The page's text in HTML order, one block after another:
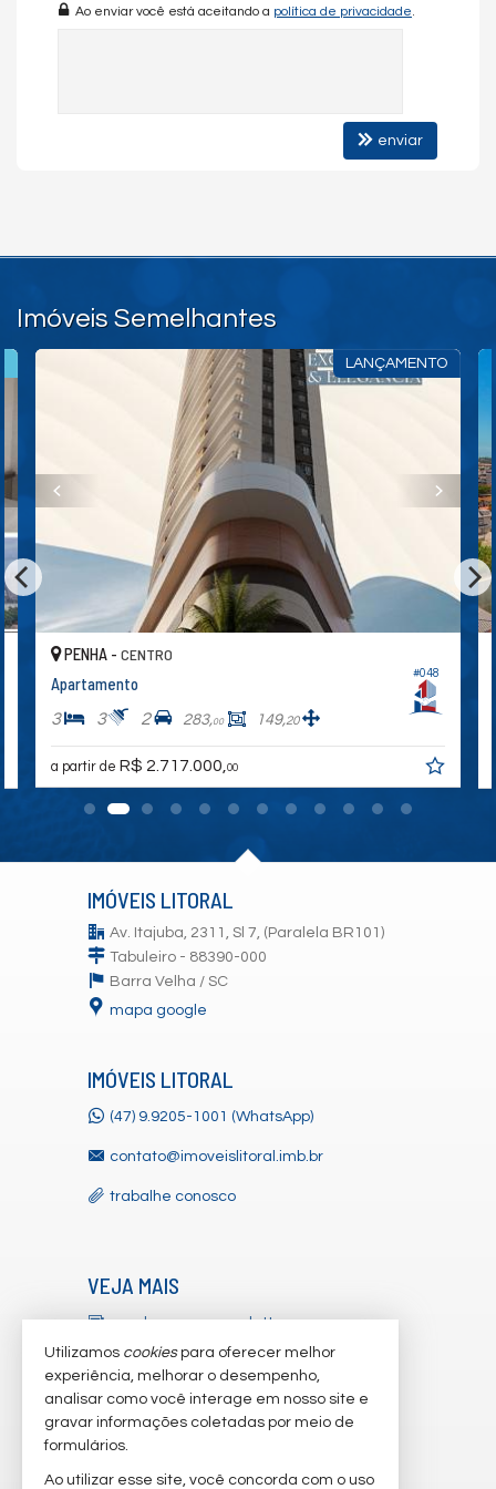
Automação Predial
Ao enviar você está aceitando a política de privacidade
enviar
Imóveis Semelhantes
LANÇAMENTO
#048
PENHA -CENTRO
Apartamento
3 3 2 283,00 149,20
a partir de R$ 2.717.000,00
IMÓVEIS LITORAL
Av. Itajuba, 2311, Sl 7, (Paralela BR101)
Tabuleiro - 88390-000
Barra Velha / SC
mapa google
IMÓVEIS LITORAL
(47) 9.9205-1001 (WhatsApp)
contato@imoveislitoral.imb.br
trabalhe conosco
VEJA MAIS
receba nosso newsletter
indicadores financeiros
cadastre seu imóvel
imóveis favoritos
mapa de imóveis
Utilizamos cookiespara oferecer melhor
experiência, melhorar o desempenho,
analisar como você interage em nosso site e
gravar informações coletadas por meio de
formulários.
Ao utilizar esse site, você concorda com o uso